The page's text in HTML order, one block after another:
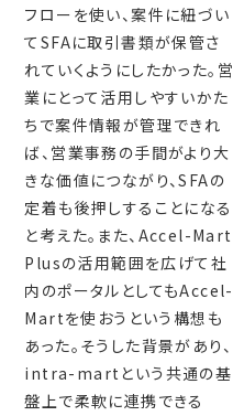
フローを使い、案件に紐づい
てSFAに取引書類が保管さ
れていくようにしたかった。営
業にとって活用しやすいかた
ちで案件情報が管理できれ
ば、営業事務の手間がより大
きな価値につながり、SFAの
定着も後押しすることになる
と考えた。また、Accel-Mart
Plusの活用範囲を広げて社
内のポータルとしてもAccel-
Martを使おうという構想も
あった。そうした背景があり、
intra-martという共通の基
盤上で柔軟に連携できる